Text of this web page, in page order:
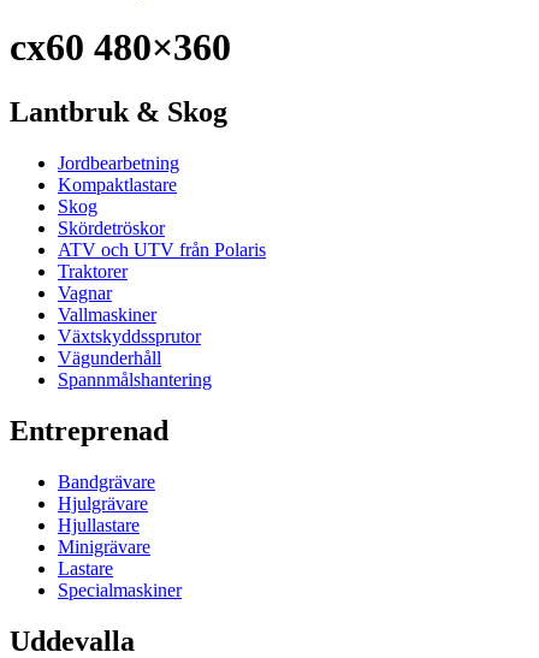
cx60 480×360
Lantbruk & Skog
Jordbearbetning
Kompaktlastare
Skog
Skördetröskor
ATV och UTV från Polaris
Traktorer
Vagnar
Vallmaskiner
Växtskyddssprutor
Vägunderhåll
Spannmålshantering
Entreprenad
Bandgrävare
Hjulgrävare
Hjullastare
Minigrävare
Lastare
Specialmaskiner
Uddevalla